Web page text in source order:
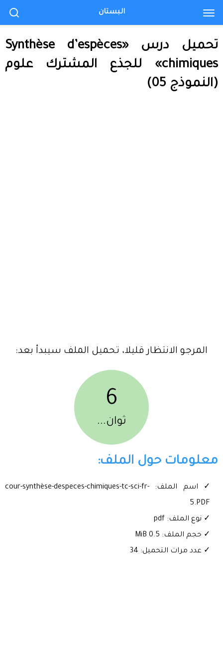
تحميل درس «Synthèse d’espèces
chimiques» للجذع المشترك علوم
(النموذج 05)
المرجو الانتظار قليلا، تحميل الملف سيبدأ بعد:
6
ثوان...
معلومات حول الملف:
✓ اسم الملف: cour-synthèse-despeces-chimiques-tc-sci-fr-
5.PDF
✓ نوع الملف: pdf
✓ حجم الملف: 0.5 MiB
✓ عدد مرات التحميل: 34
البستان